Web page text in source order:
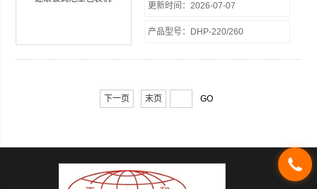
剂、奶片、糖果及电子元器件等产品的
铝塑、纸塑密封包装。
更新时间：2026-07-07
产品型号：DHP-220/260
下一页 末页